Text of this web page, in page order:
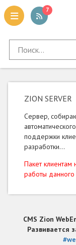
7
ZION SERVER
Сервер,
поддержки
разработки...
Пакет клиентам
работы
CMS Zion
Развивается